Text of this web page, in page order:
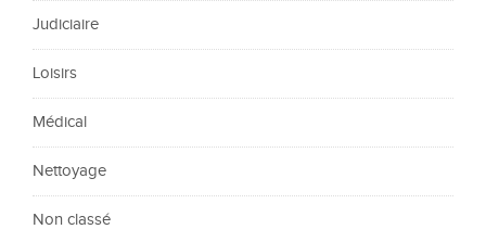
Judiciaire
Loisirs
Médical
Nettoyage
Non classé